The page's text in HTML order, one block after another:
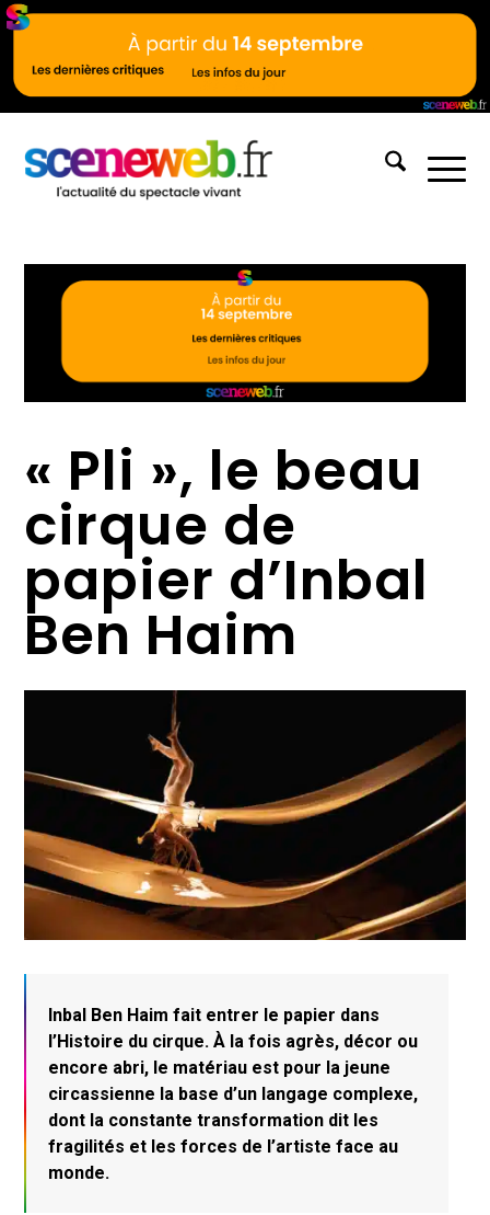
« Pli », le beau
cirque de
papier d’Inbal
Ben Haim
Inbal Ben Haim fait entrer le papier dans
l’Histoire du cirque.À la fois agrès, décor ou
encore abri, le matériau est pour la jeune
circassienne la base d’un langage complexe,
dont la constante transformation dit les
fragilités et les forces de l’artiste face au
monde.